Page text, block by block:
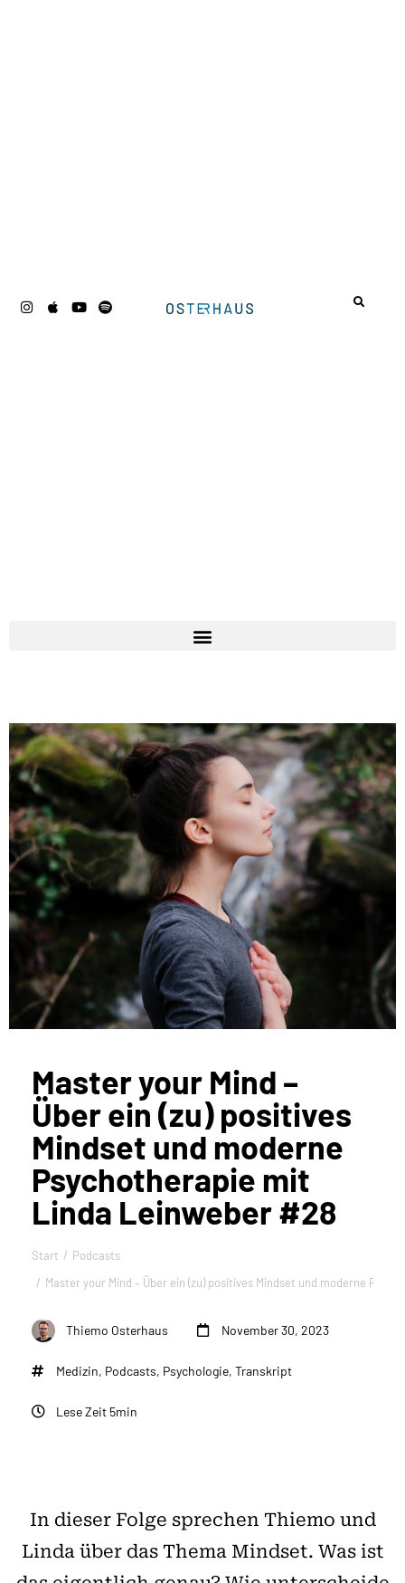
Master your Mind –
Über ein (zu) positives
Mindset und moderne
Psychotherapie mit
Linda Leinweber #28
Sie befinden sich hier:
Start
Podcasts
Master your Mind – Über ein (zu) positives Mindset und moderne
Thiemo Osterhaus November 30, 2023
Medizin, Podcasts, Psychologie, Transkript
Lese Zeit 5min
In dieser Folge sprechen Thiemo und
Linda über das Thema Mindset. Was ist